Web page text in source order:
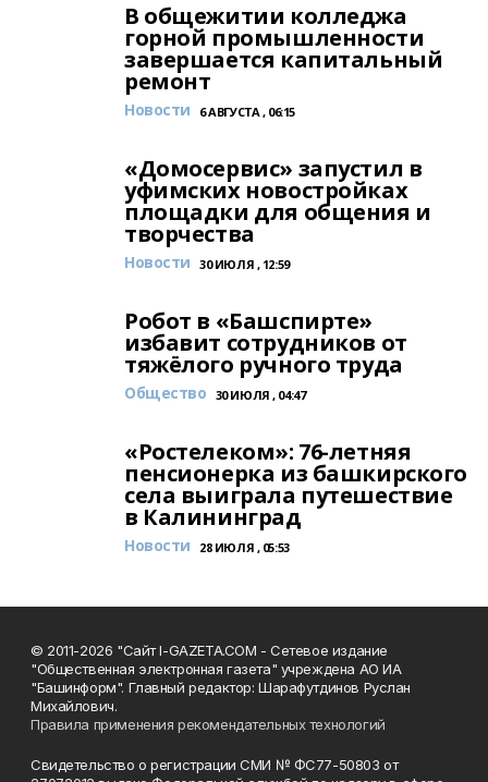
В общежитии колледжа
горной промышленности
завершается капитальный
ремонт
Новости 6 АВГУСТА , 06:15
«Домосервис» запустил в
уфимских новостройках
площадки для общения и
творчества
Новости 30 ИЮЛЯ , 12:59
Робот в «Башспирте»
избавит сотрудников от
тяжёлого ручного труда
Общество 30 ИЮЛЯ , 04:47
«Ростелеком»: 76-летняя
пенсионерка из башкирского
села выиграла путешествие
в Калининград
Новости 28 ИЮЛЯ , 05:53
© 2011-2026 "Сайт I-GAZETA.COM - Сетевое издание
"Общественная электронная газета" учреждена АО ИА
"Башинформ". Главный редактор: Шарафутдинов Руслан
Михайлович.
Правила применения рекомендательных технологий
Свидетельство о регистрации СМИ № ФС77-50803 от